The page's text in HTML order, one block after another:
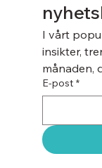
I vårt
insikter,
månaden,
E-post *